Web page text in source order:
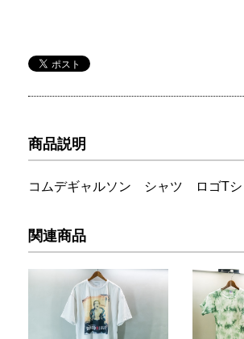
商品説明
コムデギャルソン シャツ ロゴTシ
関連商品